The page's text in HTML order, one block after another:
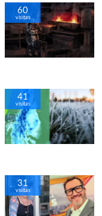
60
visitas
41
visitas
31
visitas